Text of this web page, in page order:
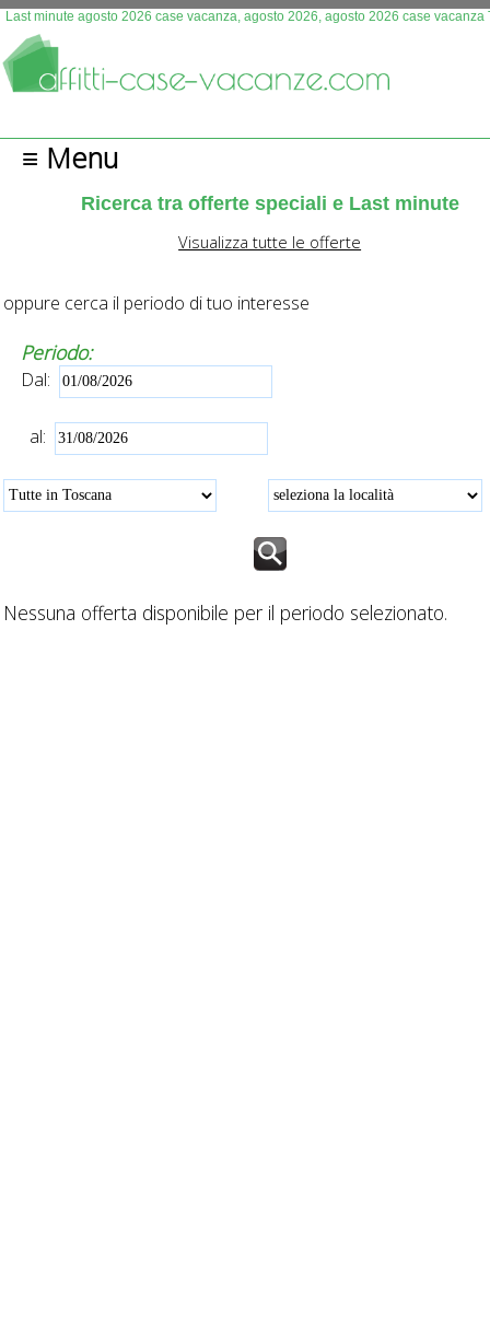
Last minute agosto 2026 case vacanza, agosto 2026, agosto 2026 case vacanza
Questo sito fa uso di cookies. Continuando la navigazione
≡ Menu
Ricerca tra offerte speciali e Last minute
Visualizza tutte le offerte
oppure cerca il periodo di tuo interesse
Periodo:
Dal:
al:
Nessuna offerta disponibile per il periodo selezionato.